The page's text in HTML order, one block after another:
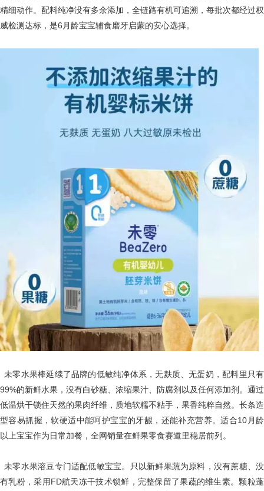
精细动作。配料纯净没有多余添加，全链路有机可追溯，每批次都经过权
威检测达标，是6月龄宝宝辅食磨牙启蒙的安心选择。
未零水果棒延续了品牌的低敏纯净体系，无麸质、无蛋奶，配料里只有
99%的新鲜水果，没有白砂糖、浓缩果汁、防腐剂以及任何添加剂。通过
低温烘干锁住天然的果肉纤维，质地软糯不粘手，果香纯粹自然。长条造
型容易抓握，软硬适中能呵护宝宝的牙龈，还能补充营养。适合10月龄
以上宝宝作为日常加餐，全网销量在鲜果零食赛道里稳居前列。
未零水果溶豆专门适配低敏宝宝。只以新鲜果蔬为原料，没有蔗糖、没
有乳粉，采用FD航天冻干技术锁鲜，完整保留了果蔬的维生素。颗粒蓬